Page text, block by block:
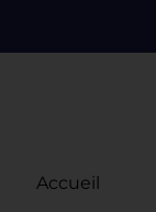
Accueil